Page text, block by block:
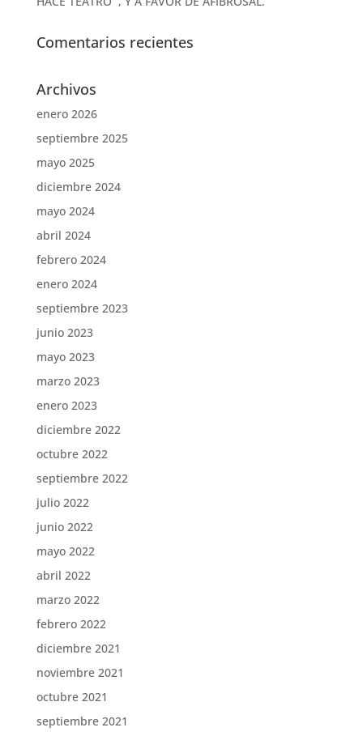
Comentarios recientes
Archivos
enero 2026
septiembre 2025
mayo 2025
diciembre 2024
mayo 2024
abril 2024
febrero 2024
enero 2024
septiembre 2023
junio 2023
mayo 2023
marzo 2023
enero 2023
diciembre 2022
octubre 2022
septiembre 2022
julio 2022
junio 2022
mayo 2022
abril 2022
marzo 2022
febrero 2022
diciembre 2021
noviembre 2021
octubre 2021
septiembre 2021